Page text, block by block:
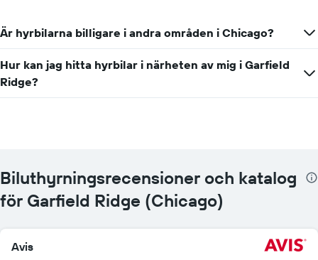
Är hyrbilarna billigare i andra områden i Chicago?
Hur kan jag hitta hyrbilar i närheten av mig i Garfield
Ridge?
Biluthyrningsrecensioner och katalog
för Garfield Ridge (Chicago)
Avis